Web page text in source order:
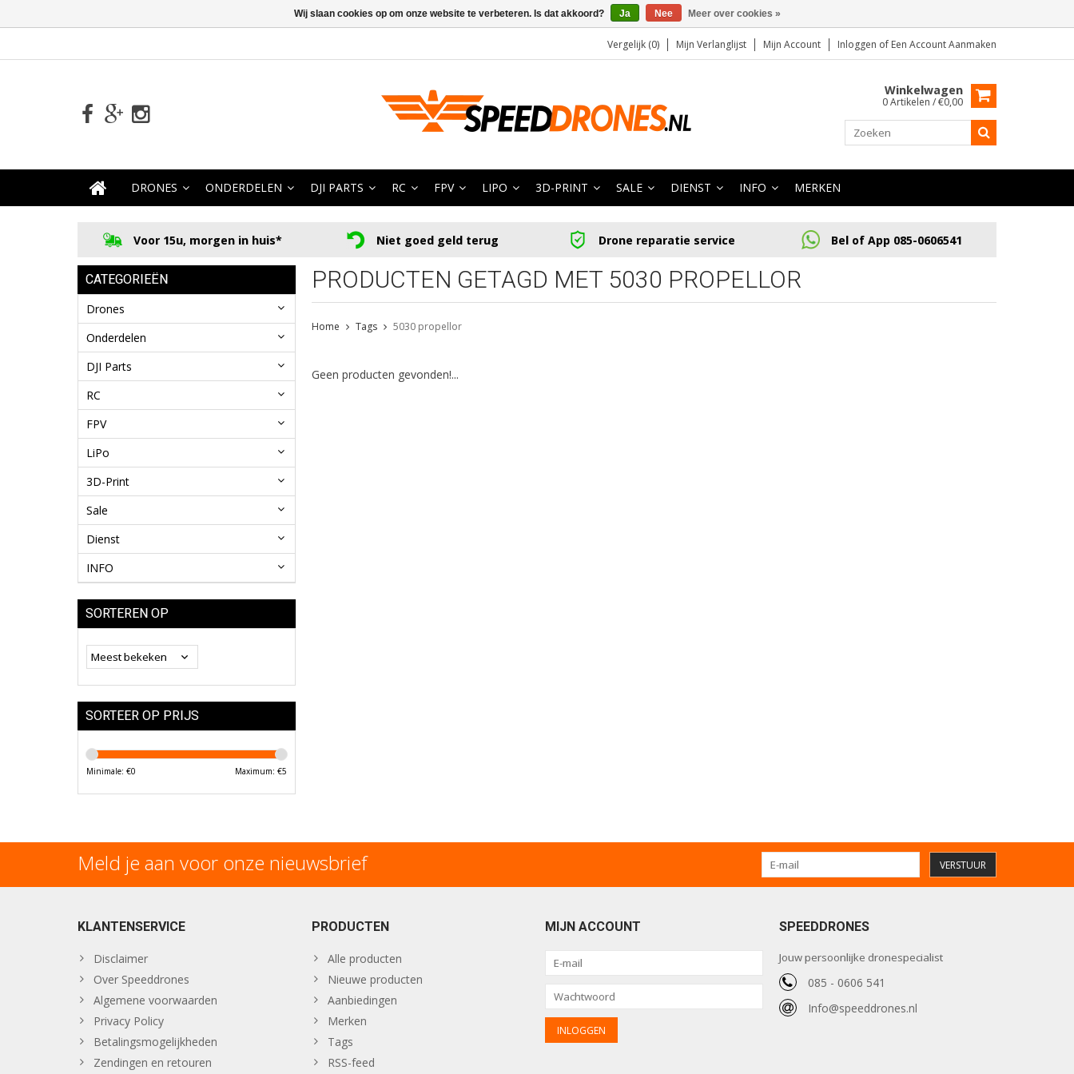
Vergelijk (0) Mijn Verlanglijst Mijn Account Inloggen of Een Account Aanmaken
Winkelwagen
0 Artikelen / €0,00
DRONES ONDERDELEN DJI PARTS RC FPV LIPO 3D-PRINT SALE DIENST INFO MERKEN
Voor 15u, morgen in huis* Niet goed geld terug Drone reparatie service Bel of App 085-0606541
CATEGORIEËN
Drones
Onderdelen
DJI Parts
RC
FPV
LiPo
3D-Print
Sale
Dienst
INFO
SORTEREN OP
SORTEER OP PRIJS
Minimale: €0 Maximum: €5
PRODUCTEN GETAGD MET 5030 PROPELLOR
Home Tags 5030 propellor
Geen producten gevonden!...
Meld je aan voor onze nieuwsbrief VERSTUUR
KLANTENSERVICE
Disclaimer
Over Speeddrones
Algemene voorwaarden
Privacy Policy
Betalingsmogelijkheden
Zendingen en retouren
PRODUCTEN
Alle producten
Nieuwe producten
Aanbiedingen
Merken
Tags
RSS-feed
MIJN ACCOUNT SPEEDDRONES
Jouw persoonlijke dronespecialist
085 - 0606 541
Info@speeddrones.nl
Wij slaan cookies op om onze website te verbeteren. Is dat akkoord? Ja Nee Meer over cookies »